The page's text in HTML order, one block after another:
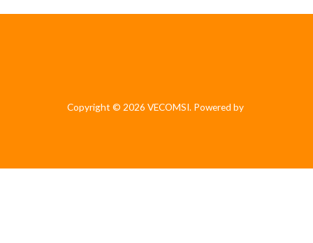
Copyright © 2026 VECOMSI. Powered by